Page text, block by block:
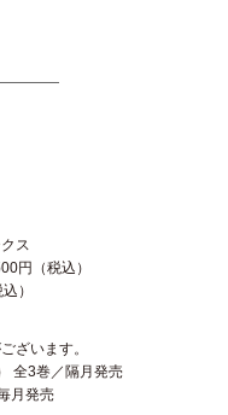
ス
円（税込）
）
ざいます。
全3巻／隔月発売
月発売